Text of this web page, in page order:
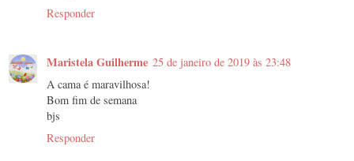
Responder
Maristela Guilherme 25 de janeiro de 2019 às 23:48
A cama é maravilhosa!
Bom fim de semana
bjs
Responder